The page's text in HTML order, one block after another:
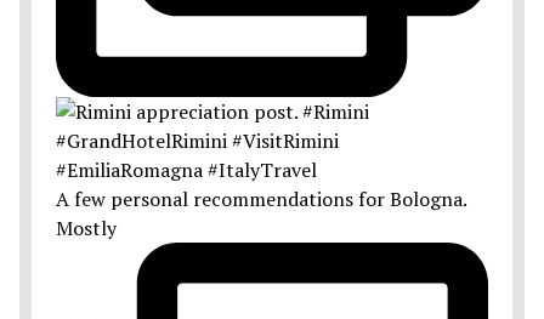
A few personal recommendations for Bologna.
Mostly